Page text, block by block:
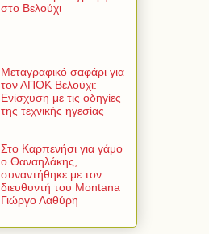
στο Βελούχι
Μεταγραφικό σαφάρι για
τον ΑΠΟΚ Βελούχι:
Ενίσχυση με τις οδηγίες
της τεχνικής ηγεσίας
Στο Καρπενήσι για γάμο
ο Θαναηλάκης,
συναντήθηκε με τον
διευθυντή του Montana
Γιώργο Λαθύρη